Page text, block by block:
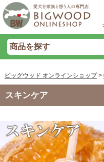
ビッグウッド オンラインショップ>
スキンケア